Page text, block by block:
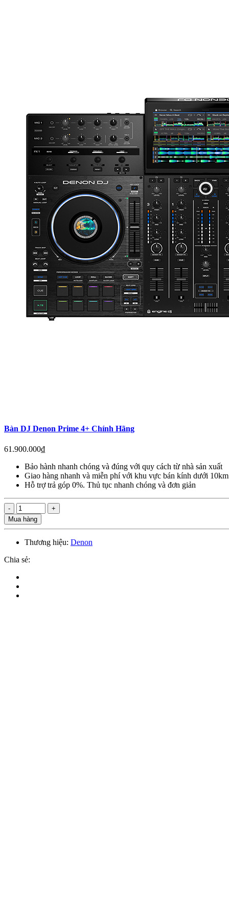
Bàn DJ Denon Prime 4+ Chính Hãng
61.900.000₫
Bảo hành nhanh chóng và đúng với quy cách từ nhà sản xuất
Giao hàng nhanh và miễn phí với khu vực bán kính dưới 10km
Hỗ trợ trả góp 0%. Thủ tục nhanh chóng và đơn giản
Mua hàng
Thương hiệu: Denon
Chia sẻ: